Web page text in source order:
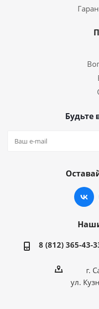
Будьте
8 (812) 365-43-
г.
ул.